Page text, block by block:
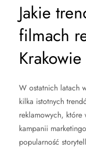
Jakie
filmach
Krakowie
W ostatnich latach
kilka istotnych
reklamowych, które
kampanii
popularność